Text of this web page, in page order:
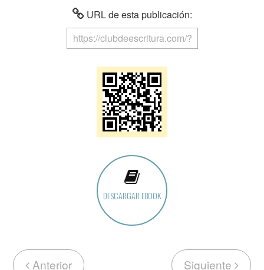
URL de esta publicación:
DESCARGAR EBOOK
Anterior Siguiente